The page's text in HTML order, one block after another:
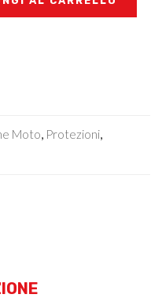
Moto, Protezioni,